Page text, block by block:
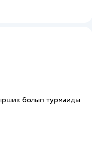
болып турмаиды